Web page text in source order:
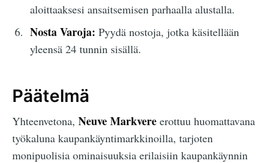
aloittaaksesi ansaitsemisen parhaalla alustalla.
Nosta Varoja: Pyydä nostoja, jotka käsitellään
yleensä 24 tunnin sisällä.
Päätelmä
Yhteenvetona, Neuve Markvere erottuu huomattavana
työkaluna kaupankäyntimarkkinoilla, tarjoten
monipuolisia ominaisuuksia erilaisiin kaupankäynnin